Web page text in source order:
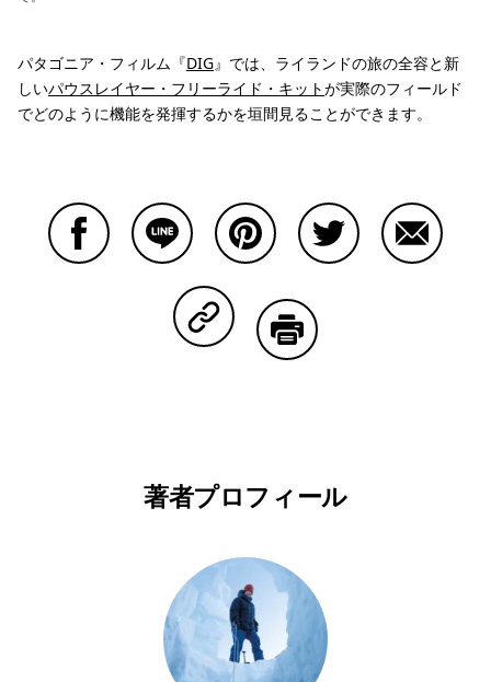
パタゴニア・フィルム『DIG』では、ライランドの旅の全容と新
しいパウスレイヤー・フリーライド・キットが実際のフィールド
でどのように機能を発揮するかを垣間見ることができます。
Copy Linkで共有する
著者プロフィール